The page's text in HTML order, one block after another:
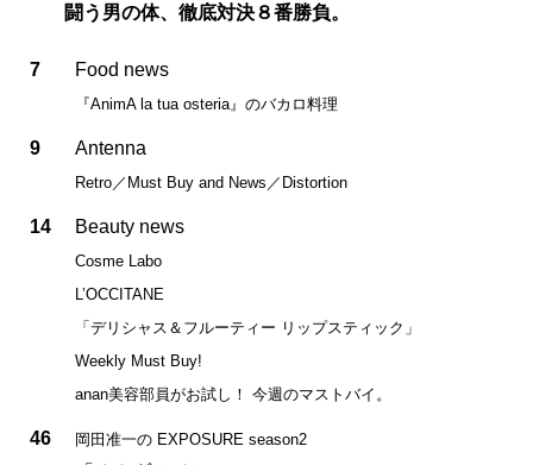
闘う男の体、徹底対決８番勝負。
7 Food news
『AnimA la tua osteria』のバカロ料理
9 Antenna
Retro／Must Buy and News／Distortion
14 Beauty news
Cosme Labo
L’OCCITANE
「デリシャス＆フルーティー リップスティック」
Weekly Must Buy!
anan美容部員がお試し！ 今週のマストバイ。
46 岡田准一の EXPOSURE season2